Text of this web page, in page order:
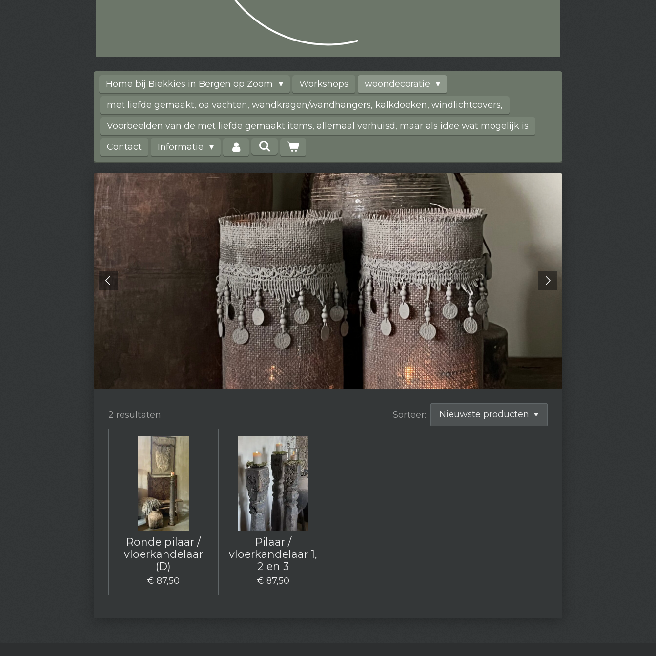
Home bij Biekkies in Bergen op Zoom Workshops
woondecoratie
met liefde gemaakt, oa vachten, wandkragen/wandhangers, kalkdoeken, windlichtcovers,
Voorbeelden van de met liefde gemaakt items, allemaal verhuisd, maar als idee wat mogelijk is
Contact
Informatie
2 resultaten Sorteer:
Ronde pilaar /
vloerkandelaar
(D)
€ 87,50
Pilaar /
vloerkandelaar 1,
2 en 3
€ 87,50